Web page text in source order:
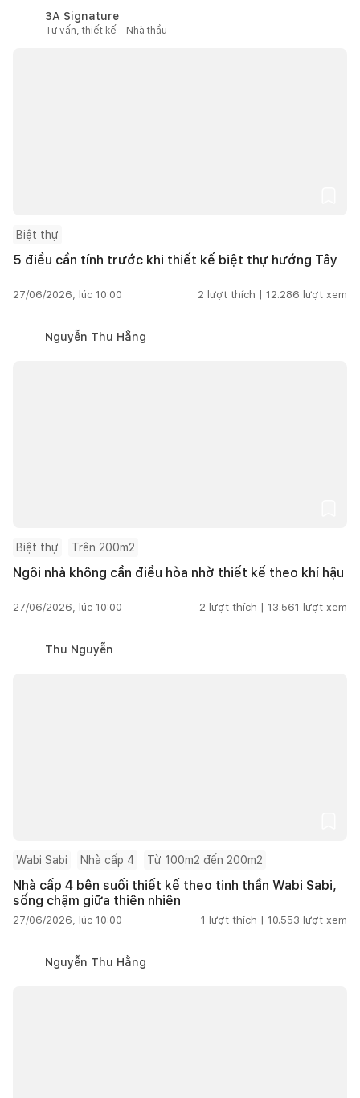
3A Signature
Tư vấn, thiết kế - Nhà thầu
Biệt thự
5 điều cần tính trước khi thiết kế biệt thự hướng Tây
27/06/2026, lúc 10:00 2 lượt thích | 12.286 lượt xem
Nguyễn Thu Hằng
Biệt thự Trên 200m2
Ngôi nhà không cần điều hòa nhờ thiết kế theo khí hậu
27/06/2026, lúc 10:00 2 lượt thích | 13.561 lượt xem
Thu Nguyễn
Wabi Sabi Nhà cấp 4 Từ 100m2 đến 200m2
Nhà cấp 4 bên suối thiết kế theo tinh thần Wabi Sabi,
sống chậm giữa thiên nhiên
27/06/2026, lúc 10:00 1 lượt thích | 10.553 lượt xem
Nguyễn Thu Hằng